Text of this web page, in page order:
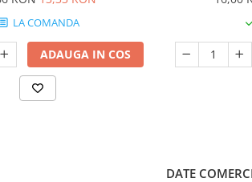
LA COMANDA
ADAUGA IN COS
DATE